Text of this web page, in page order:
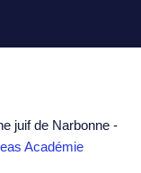
juif de Narbonne -
Académie